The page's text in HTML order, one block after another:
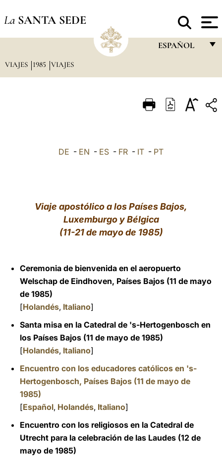
La SANTA SEDE
ESPAÑOL
ITALIANO
中文
LATINE
VIAJES 1985 VIAJES
DE - EN - ES - FR - IT - PT
Viaje apostólico a los Países Bajos,
Luxemburgo y Bélgica
(11-21 de mayo de 1985)
Ceremonia de bienvenida en el aeropuerto
Welschap de Eindhoven, Países Bajos (11 de mayo
de 1985)
[Holandés, Italiano]
Santa misa en la Catedral de 's-Hertogenbosch en
los Países Bajos (11 de mayo de 1985)
[Holandés, Italiano]
Encuentro con los educadores católicos en 's-
Hertogenbosch, Países Bajos (11 de mayo de
1985)
[Español, Holandés, Italiano]
Encuentro con los religiosos en la Catedral de
Utrecht para la celebración de las Laudes (12 de
mayo de 1985)